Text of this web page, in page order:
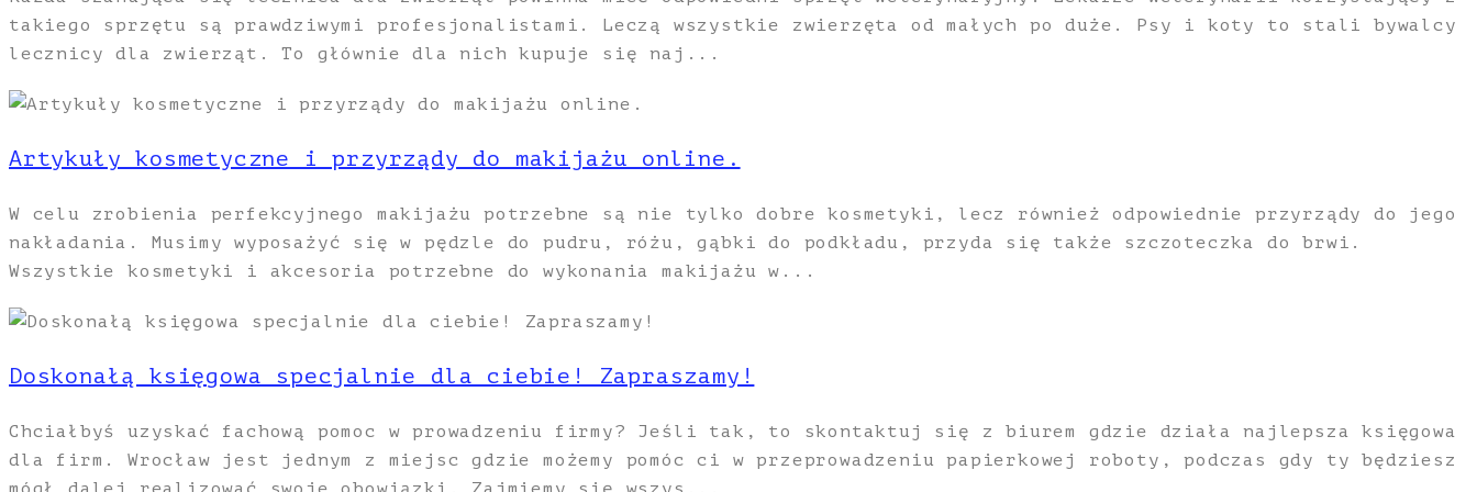
takiego sprzętu są prawdziwymi profesjonalistami. Leczą wszystkie zwierzęta od małych po duże. Psy i koty to stali bywalcy
lecznicy dla zwierząt. To głównie dla nich kupuje się naj...
Artykuły kosmetyczne i przyrządy do makijażu online.
W celu zrobienia perfekcyjnego makijażu potrzebne są nie tylko dobre kosmetyki, lecz również odpowiednie przyrządy do jego
nakładania. Musimy wyposażyć się w pędzle do pudru, różu, gąbki do podkładu, przyda się także szczoteczka do brwi.
Wszystkie kosmetyki i akcesoria potrzebne do wykonania makijażu w...
Doskonałą księgowa specjalnie dla ciebie! Zapraszamy!
Chciałbyś uzyskać fachową pomoc w prowadzeniu firmy? Jeśli tak, to skontaktuj się z biurem gdzie działa najlepsza księgowa
dla firm. Wrocław jest jednym z miejsc gdzie możemy pomóc ci w przeprowadzeniu papierkowej roboty, podczas gdy ty będziesz